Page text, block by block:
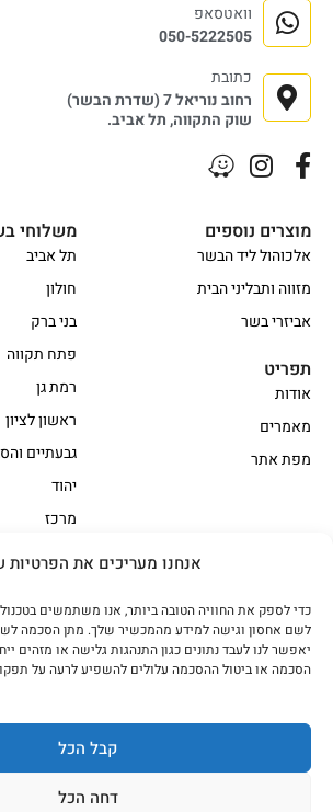
אנחנו מעריכים את הפרטיות
לשם אחסון וגישה למידע מהמכשיר שלך. מתן הסכמה
יאפשר לנו לעבד נתונים כגון התנהגות גלישה או מזהים
הסכמה או ביטול ההסכמה עלולים להשפיע לרעה על
קבל הכל
דחה הכל
אווז
בשר בקר
בשר בקר עגלה משובח
בשר למעשנת
הודו
חלקים
מיוחדי מסורת1
נתחי פנים
עוף
משלוחי
תל אביב
חולון
בני ברק
פתח תקווה
רמת גן
ראשון לציון
גבעתיים
יהוד
מרכז
מוצרים נוספים
אלכוהול ליד הבשר
מזווה ותבליני הבית
אביזרי בשר
תפריט
אודות
מאמרים
מפת אתר
וואטסאפ
050-5222505
כתובת
רחוב נוריאל 7 (שדרת הבשר)
שוק התקווה, תל אביב.